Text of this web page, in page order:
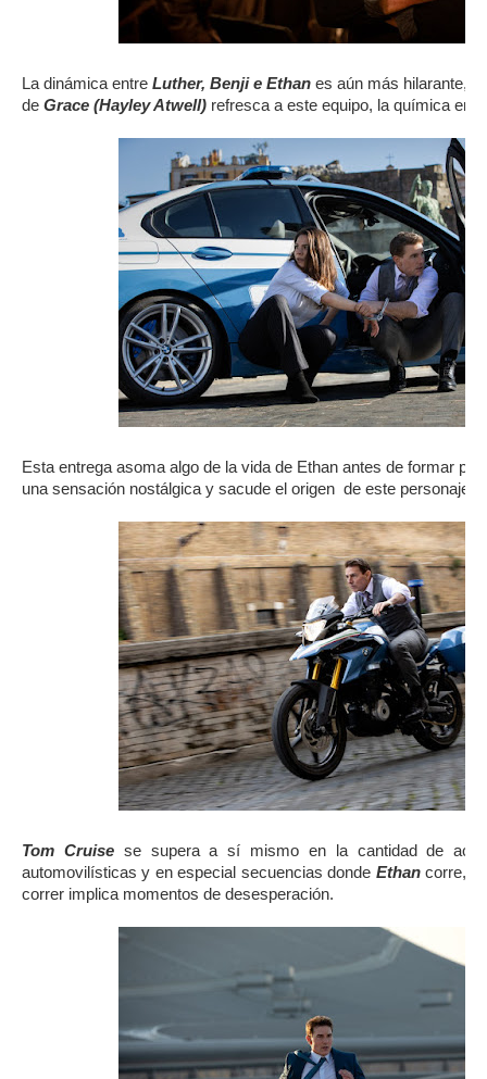
La dinámica entre Luther, Benji e Ethan es aún más hilarante,
de Grace (Hayley Atwell) refresca a este equipo, la química
Esta entrega asoma algo de la vida de Ethan antes de formar
una sensación nostálgica y sacude el origen de este personaje.
Tom Cruisese supera a sí mismo en la cantidad de
automovilísticas y en especial secuencias donde Ethancorre,
correr implica momentos de desesperación.